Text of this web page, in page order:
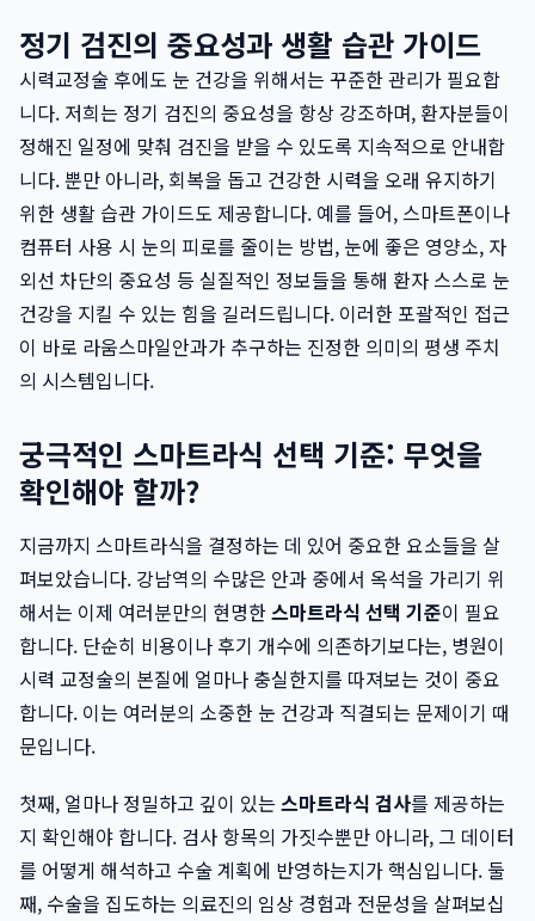
정기 검진의 중요성과 생활 습관 가이드
시력교정술 후에도 눈 건강을 위해서는 꾸준한 관리가 필요합
니다. 저희는 정기 검진의 중요성을 항상 강조하며, 환자분들이
정해진 일정에 맞춰 검진을 받을 수 있도록 지속적으로 안내합
니다. 뿐만 아니라, 회복을 돕고 건강한 시력을 오래 유지하기
위한 생활 습관 가이드도 제공합니다. 예를 들어, 스마트폰이나
컴퓨터 사용 시 눈의 피로를 줄이는 방법, 눈에 좋은 영양소, 자
외선 차단의 중요성 등 실질적인 정보들을 통해 환자 스스로 눈
건강을 지킬 수 있는 힘을 길러드립니다. 이러한 포괄적인 접근
이 바로 라움스마일안과가 추구하는 진정한 의미의 평생 주치
의 시스템입니다.
궁극적인 스마트라식 선택 기준: 무엇을
확인해야 할까?
지금까지 스마트라식을 결정하는 데 있어 중요한 요소들을 살
펴보았습니다. 강남역의 수많은 안과 중에서 옥석을 가리기 위
해서는 이제 여러분만의 현명한스마트라식 선택 기준이 필요
합니다. 단순히 비용이나 후기 개수에 의존하기보다는, 병원이
시력 교정술의 본질에 얼마나 충실한지를 따져보는 것이 중요
합니다. 이는 여러분의 소중한 눈 건강과 직결되는 문제이기 때
문입니다.
첫째, 얼마나 정밀하고 깊이 있는 스마트라식 검사를 제공하는
지 확인해야 합니다. 검사 항목의 가짓수뿐만 아니라, 그 데이터
를 어떻게 해석하고 수술 계획에 반영하는지가 핵심입니다. 둘
째, 수술을 집도하는 의료진의 임상 경험과 전문성을 살펴보십